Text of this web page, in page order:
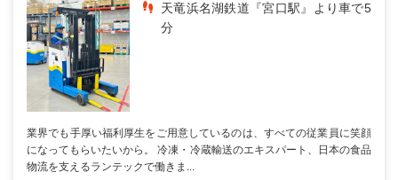
天竜浜名湖鉄道『宮口駅』より車で5
分
業界でも手厚い福利厚生をご用意しているのは、すべての従業員に笑顔
になってもらいたいから。 冷凍・冷蔵輸送のエキスパート、日本の食品
物流を支えるランテックで働きま...